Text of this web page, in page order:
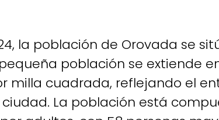
la población de Orovada se
población se extiende
milla cuadrada, reflejando el
La población está